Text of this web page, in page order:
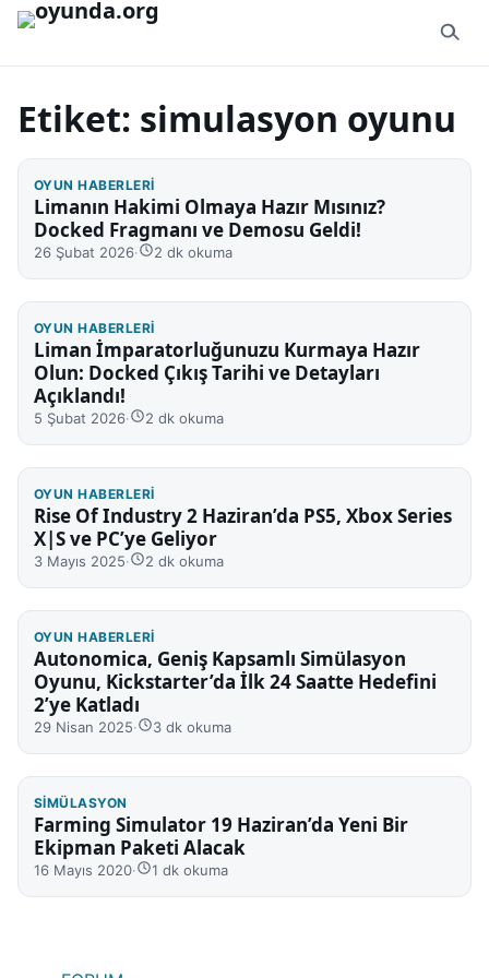
İçeriğe geç
Etiket: simulasyon oyunu
OYUN HABERLERI
Limanın Hakimi Olmaya Hazır Mısınız?
Docked Fragmanı ve Demosu Geldi!
26 Şubat 2026· 2 dk okuma
OYUN HABERLERI
Liman İmparatorluğunuzu Kurmaya Hazır
Olun: Docked Çıkış Tarihi ve Detayları
Açıklandı!
5 Şubat 2026· 2 dk okuma
OYUN HABERLERI
Rise Of Industry 2 Haziran’da PS5, Xbox Series
X|S ve PC’ye Geliyor
3 Mayıs 2025· 2 dk okuma
OYUN HABERLERI
Autonomica, Geniş Kapsamlı Simülasyon
Oyunu, Kickstarter’da İlk 24 Saatte Hedefini
2’ye Katladı
29 Nisan 2025· 3 dk okuma
SIMÜLASYON
Farming Simulator 19 Haziran’da Yeni Bir
Ekipman Paketi Alacak
16 Mayıs 2020· 1 dk okuma